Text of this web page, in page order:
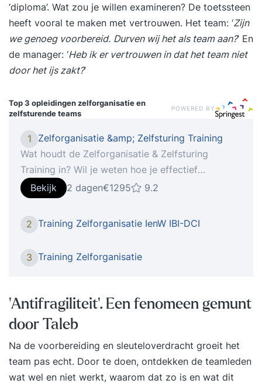
‘diploma’. Wat zou je willen examineren? De toetssteen
heeft vooral te maken met vertrouwen. Het team: ‘Zijn
we genoeg voorbereid. Durven wij het als team aan?’ En
de manager: ‘Heb ik er vertrouwen in dat het team niet
door het ijs zakt?’
Top 3 opleidingenzelforganisatie en
zelfsturende teams
POWERED BY
1
Zelforganisatie &amp; Zelfsturing Training
Wat houdt de Zelforganisatie & Zelfsturing
Training in? Wil je weten hoe je effectief
zelforganiserende of zelfsturende teams
ontwikkelt? Of werk je zelf in een
zelforganiserend of zelfsturend team? Dan is
deze training voor jou op maat gemaakt. In onze
ervaren trainer hoe je zelforganisatie of
bewust van de nuanceverschillen, maar deze
training is relevant ongeacht of je nu met
zelforganiserende-, zelfsturende-,
zelfverantwoordelijke-, of
resultaatverantwoordelijke teams werkt. Waarom
de Zelforganisatie & Zelfsturing Training? Omdat
Bekijk 2 dagen€1295 9.2
2 Training Zelforganisatie IenW IBI-DCI
3 Training Zelforganisatie
‘Antifragiliteit’. Een fenomeen gemunt
door Taleb
Na de voorbereiding en sleuteloverdracht groeit het
team pas echt. Door te doen, ontdekken de teamleden
wat wel en niet werkt, waarom dat zo is en wat dit